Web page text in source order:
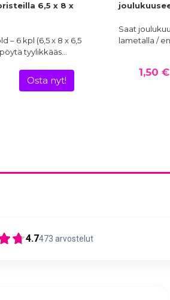
6,5 x 8 x
– 6 kpl (6,5 x 8 x 6,5
tyylikkääs…
Osta nyt!
Saat
lametalla /
1,50 €
4.7473 arvostelut